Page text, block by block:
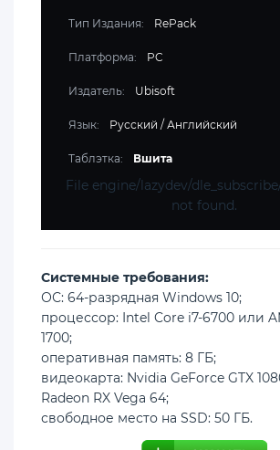
Тип Издания: RePack
Платформа: PC
Издатель: Ubisoft
Язык: Русский / Английский
Таблэтка: Вшита
File engine/lazydev/
not found.
Cистемные требования:
ОС: 64-разрядная Windows 10;
процессор: Intel Core i7-6700 или
1700;
оперативная память: 8 ГБ;
видеокарта: Nvidia GeForce GTX
Radeon RX Vega 64;
свободное место на SSD: 50 ГБ.